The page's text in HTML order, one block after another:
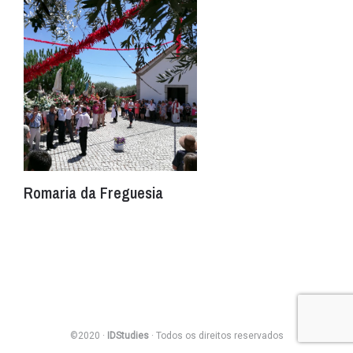
Romaria da Freguesia
©2020 · IDStudies· Todos os direitos reservados